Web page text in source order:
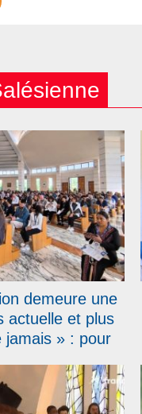
demeure une
actuelle et plus
jamais » : pour
réunis à Rome